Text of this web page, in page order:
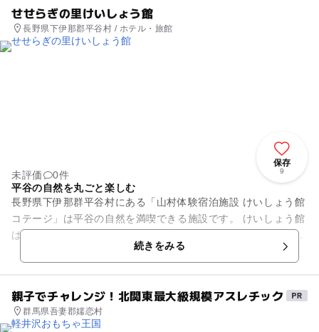
せせらぎの里けいしょう館
長野県下伊那郡平谷村 / ホテル・旅館
保存
9
未評価
0件
平谷の自然を丸ごと楽しむ
長野県下伊那群平谷村にある「山村体験宿泊施設 けいしょう館
コテージ」は平谷の自然を満喫できる施設です。 けいしょう館
は60名利用可能な広々とした建物に体験室、宿泊室があり研修
続きをみる
親子でチャレンジ！北関東最大級規模アスレチック
群馬県吾妻郡嬬恋村